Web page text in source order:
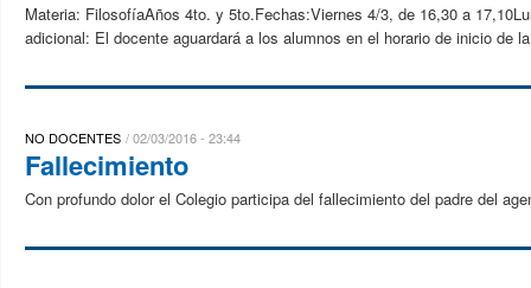
Materia: FilosofíaAños 4to. y 5to.Fechas:Viernes 4/3, de 16,30 a
adicional: El docente aguardará a los alumnos en el horario de inicio de
NO DOCENTES 02/03/2016 - 23:44
Fallecimiento
Con profundo dolor el Colegio participa del fallecimiento del padre del